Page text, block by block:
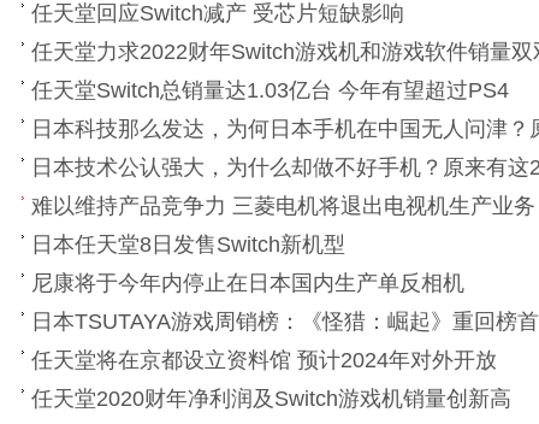
任天堂回应Switch减产 受芯片短缺影响
任天堂力求2022财年Switch游戏机和游戏软件销量
任天堂Switch总销量达1.03亿台 今年有望超过PS4
日本科技那么发达，为何日本手机在中国无人问津？
日本技术公认强大，为什么却做不好手机？原来有这
难以维持产品竞争力 三菱电机将退出电视机生产业务
日本任天堂8日发售Switch新机型
尼康将于今年内停止在日本国内生产单反相机
日本TSUTAYA游戏周销榜：《怪猎：崛起》重回榜
任天堂将在京都设立资料馆 预计2024年对外开放
任天堂2020财年净利润及Switch游戏机销量创新高